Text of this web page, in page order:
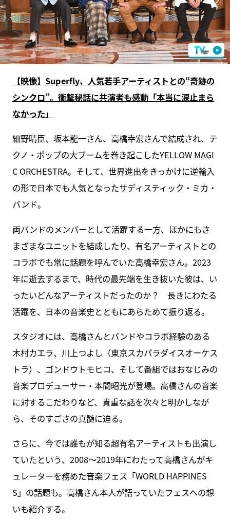
【映像】Superfly、人気若手アーティストとの“奇跡の
シンクロ”。衝撃秘話に共演者も感動「本当に涙止まら
なかった」
細野晴臣、坂本龍一さん、高橋幸宏さんで結成され、テ
クノ・ポップの大ブームを巻き起こしたYELLOW MAGI
C ORCHESTRA。そして、世界進出をきっかけに逆輸入
の形で日本でも人気となったサディスティック・ミカ・
バンド。
両バンドのメンバーとして活躍する一方、ほかにもさ
まざまなユニットを結成したり、有名アーティストとの
コラボでも常に話題を呼んでいた高橋幸宏さん。2023
年に逝去するまで、時代の最先端を生き抜いた彼は、い
ったいどんなアーティストだったのか？ 長きにわたる
活躍を、日本の音楽史とともにあらためて振り返る。
スタジオには、高橋さんとバンドやコラボ経験のある
木村カエラ、川上つよし（東京スカパラダイスオーケス
トラ）、ゴンドウトモヒコ、そして番組ではおなじみの
音楽プロデューサー・本間昭光が登場。高橋さんの音楽
に対するこだわりなど、貴重な話を次々と明かしなが
ら、そのすごさの真髄に迫る。
さらに、今では誰もが知る超有名アーティストも出演し
ていたという、2008～2019年にわたって高橋さんがキ
ュレーターを務めた音楽フェス「WORLD HAPPINES
S」の話題も。高橋さん本人が語っていたフェスへの想
いも紹介する。